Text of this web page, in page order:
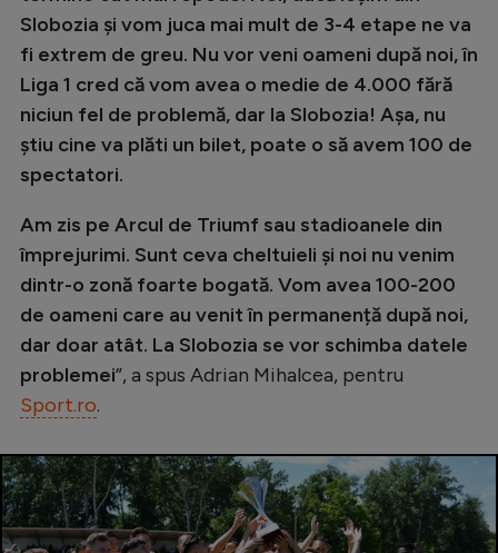
Alte sporturi
JO 2024
JO 2026
Intră în cont
Creează cont
Slobozia și vom juca mai mult de 3-4 etape ne va
fi extrem de greu. Nu vor veni oameni după noi, în
Liga 1 cred că vom avea o medie de 4.000 fără
niciun fel de problemă, dar la Slobozia! Așa, nu
știu cine va plăti un bilet, poate o să avem 100 de
spectatori.
Am zis pe Arcul de Triumf sau stadioanele din
împrejurimi. Sunt ceva cheltuieli și noi nu venim
dintr-o zonă foarte bogată. Vom avea 100-200
de oameni care au venit în permanență după noi,
dar doar atât. La Slobozia se vor schimba datele
problemei”, a spus Adrian Mihalcea, pentru
Sport.ro.